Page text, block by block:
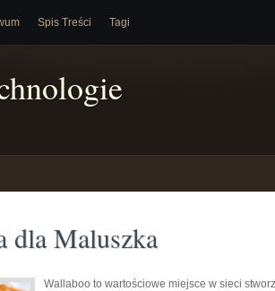
Spis Treści Tagi
dla Maluszka
Wallaboo to wartościowe miejsce w sieci